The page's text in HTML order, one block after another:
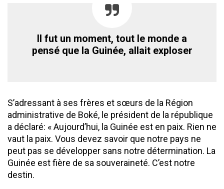
Il fut un moment, tout le monde a
pensé que la Guinée, allait exploser
S’adressant à ses frères et sœurs de la Région
administrative de Boké, le président de la république
a déclaré: « Aujourd’hui, la Guinée est en paix. Rien ne
vaut la paix. Vous devez savoir que notre pays ne
peut pas se développer sans notre détermination. La
Guinée est fière de sa souveraineté. C’est notre
destin.